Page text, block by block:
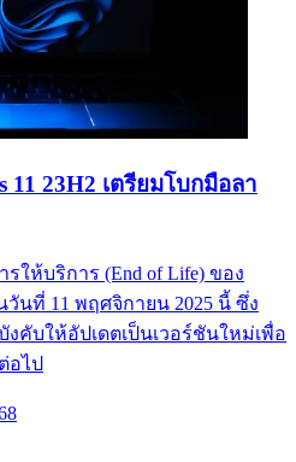
11 23H2 เตรียมโบกมือลา
ให้บริการ (End of Life) ของ
วันที่ 11 พฤศจิกายน 2025 นี้ ซึ่ง
คับให้อัปเดตเป็นเวอร์ชันใหม่เพื่อ
อไป